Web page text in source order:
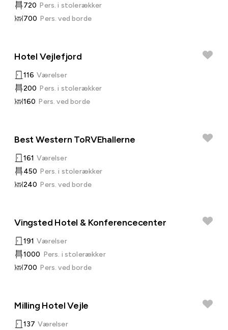
720 Pers. i stolerækker
700 Pers. ved borde
Hotel Vejlefjord
116 Værelser
200 Pers. i stolerækker
160 Pers. ved borde
Best Western ToRVEhallerne
161 Værelser
450 Pers. i stolerækker
240 Pers. ved borde
Vingsted Hotel & Konferencecenter
191 Værelser
1000 Pers. i stolerækker
700 Pers. ved borde
Milling Hotel Vejle
137 Værelser